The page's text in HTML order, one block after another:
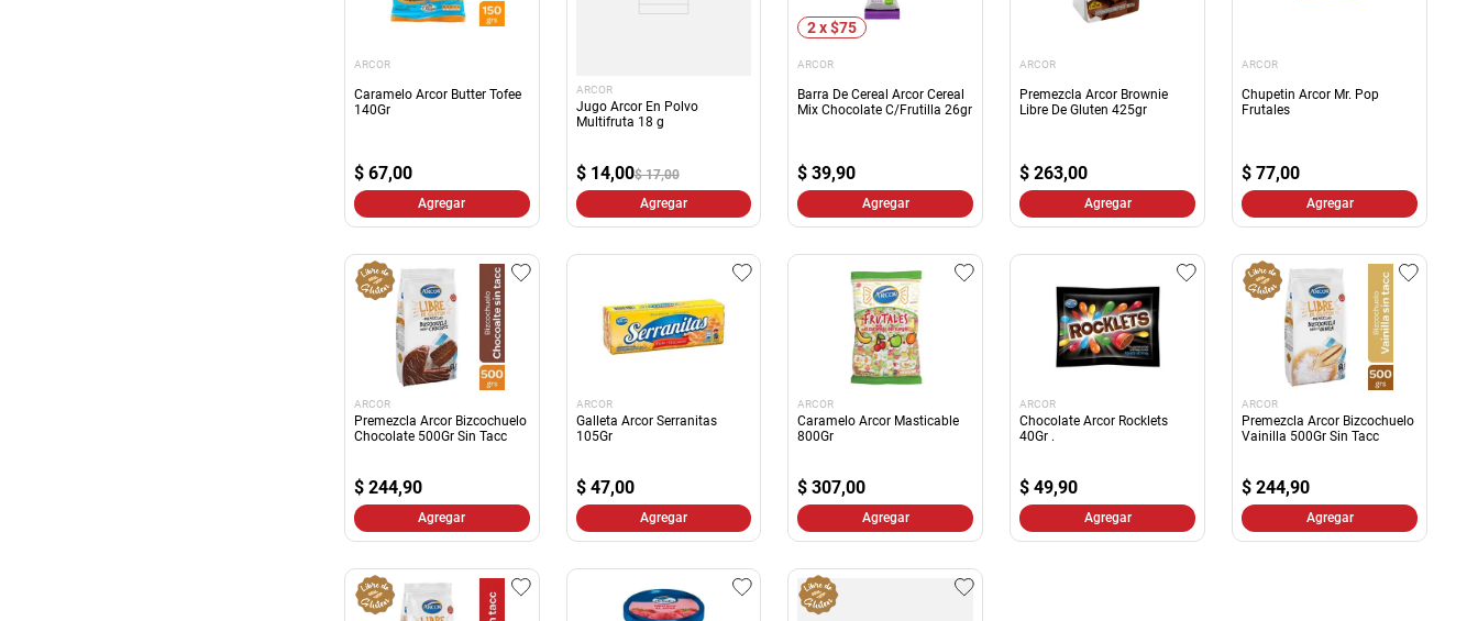
ARCOR
Caramelo Arcor Butter Tofee
140Gr
$ 67,00
Agregar
ARCOR
Jugo Arcor En Polvo
Multifruta 18 g
$ 14,00$ 17,00
Agregar
2 x $75
ARCOR
Barra De Cereal Arcor Cereal
Mix Chocolate C/Frutilla 26gr
$ 39,90
Agregar
ARCOR
Premezcla Arcor Brownie
Libre De Gluten 425gr
$ 263,00
Agregar
ARCOR
Chupetin Arcor Mr. Pop
Frutales
$ 77,00
Agregar
ARCOR
Premezcla Arcor Bizcochuelo
Chocolate 500Gr Sin Tacc
$ 244,90
Agregar
ARCOR
Galleta Arcor Serranitas
105Gr
$ 47,00
Agregar
ARCOR
Caramelo Arcor Masticable
800Gr
$ 307,00
Agregar
ARCOR
Chocolate Arcor Rocklets
40Gr .
$ 49,90
Agregar
ARCOR
Premezcla Arcor Bizcochuelo
Vainilla 500Gr Sin Tacc
$ 244,90
Agregar